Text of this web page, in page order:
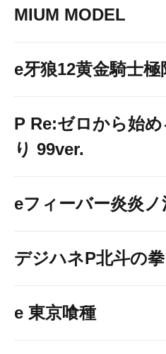
MIUM MODEL
e牙狼12黄金騎士極
P Re:ゼロから始
り 99ver.
eフィーバー炎炎
デジハネP北斗の
e 東京喰種